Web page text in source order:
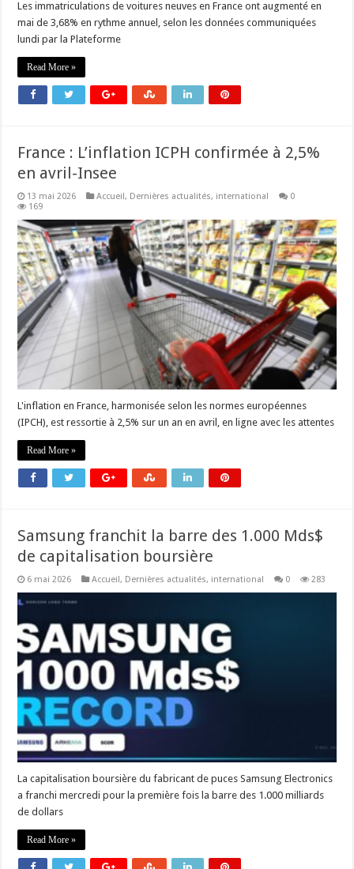
Les immatriculations de voitures neuves en France ont augmenté en
mai de 3,68% en rythme annuel, selon les données communiquées
lundi par la Plateforme
Read More »
France : L’inflation ICPH confirmée à 2,5%
en avril-Insee
13 mai 2026 Accueil, Dernières actualités, international
0
169
L'inflation en France, harmonisée selon les normes européennes
(IPCH), est ressortie à 2,5% sur un an en avril, en ligne avec les attentes
Read More »
Samsung franchit la barre des 1.000 Mds$
de capitalisation boursière
6 mai 2026 Accueil, Dernières actualités, international 0 283
La capitalisation boursière du fabricant de puces Samsung Electronics
a franchi mercredi pour la première fois la barre des 1.000 milliards
de dollars
Read More »